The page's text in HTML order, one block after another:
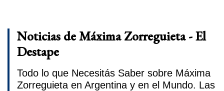
Noticias de Máxima Zorreguieta - El
Destape
Todo lo que Necesitás Saber sobre Máxima
Zorreguieta en Argentina y en el Mundo. Las